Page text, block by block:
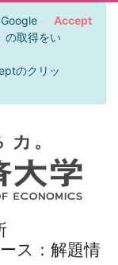
の取得をい
のクリッ
Accept
ス：解題情